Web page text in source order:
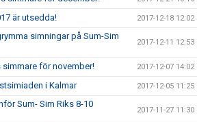
är utsedda! 2017-12-18 12:02
simningar på Sum-Sim
2017-12-11 12:53
för november! 2017-12-07 14:02
i Kalmar 2017-12-05 11:25
Sum- Sim Riks 8-10
2017-11-27 11:30